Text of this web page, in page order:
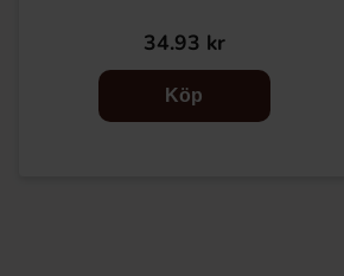
34.93 kr
Köp